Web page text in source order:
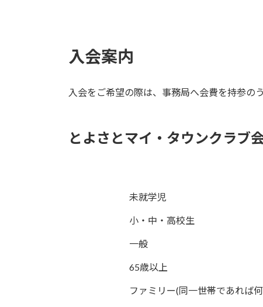
入会案内
入会をご希望の際は、事務局へ会費を持参の
とよさとマイ・タウンクラブ
未就学児
小・中・高校生
一般
65歳以上
ファミリー(同一世帯であれば